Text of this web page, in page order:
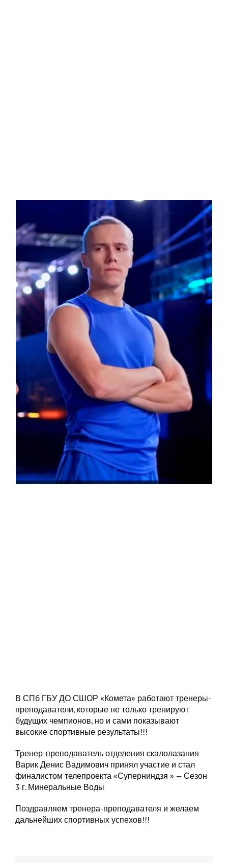
В СПб ГБУ ДО СШОР «Комета» работают тренеры-
преподаватели, которые не только тренируют
будущих чемпионов, но и сами показывают
высокие спортивные результаты!!!
Тренер-преподаватель отделения скалолазания
Варик Денис Вадимович принял участие и стал
финалистом телепроекта «Суперниндзя » — Сезон
3 г. Минеральные Воды
Поздравляем тренера-преподавателя и желаем
дальнейших спортивных успехов!!!